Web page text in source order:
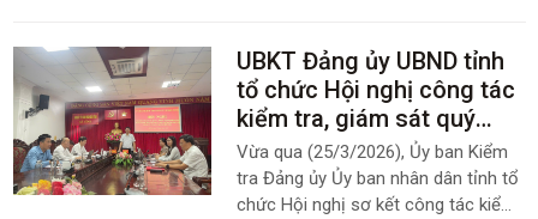
năm 2026, thu hút sự quan tâm và
hưởng ứng tích cực của cán bộ,
đảng viên, đoàn viên và người lao
động trong toàn Đảng bộ.
UBKT Đảng ủy UBND tỉnh
tổ chức Hội nghị công tác
kiểm tra, giám sát quý
I/2026
Vừa qua (25/3/2026), Ủy ban Kiểm
tra Đảng ủy Ủy ban nhân dân tỉnh tổ
chức Hội nghị sơ kết công tác kiểm